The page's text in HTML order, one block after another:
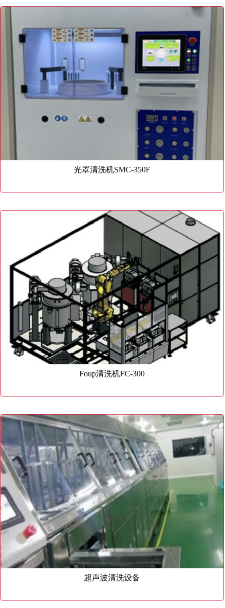
光罩清洗机SMC-350F
Foup清洗机FC-300
超声波清洗设备